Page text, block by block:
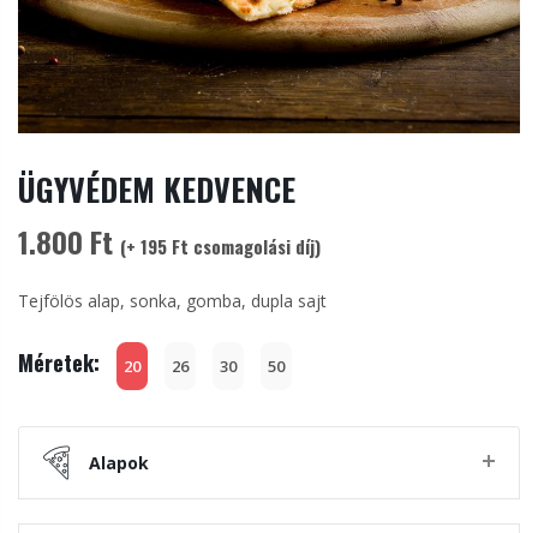
ÜGYVÉDEM KEDVENCE
1.800 Ft (+ 195 Ft csomagolási díj)
Tejfölös alap, sonka, gomba, dupla sajt
Méretek: 20 26 30 50
Alapok